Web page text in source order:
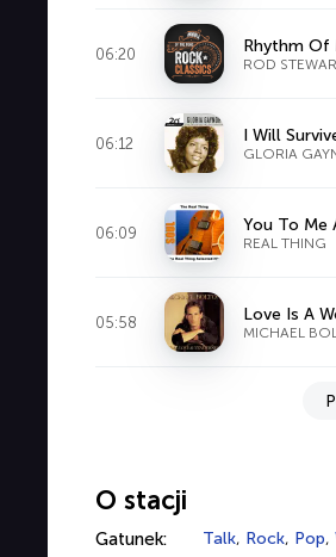
06:20 Rhythm Of
ROD
06:12 I Will
GLORIA
06:09 You To Me
REAL THING
05:58 Love Is A
MICHAEL
O stacji
Gatunek: Talk, Rock, Pop,